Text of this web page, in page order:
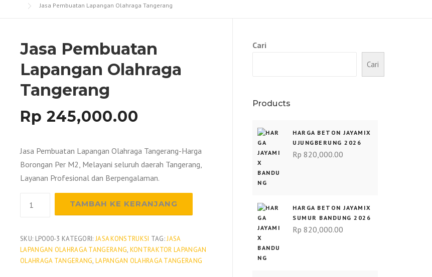
Jasa Pembuatan Lapangan Olahraga Tangerang
Jasa Pembuatan
Lapangan Olahraga
Tangerang
Rp 245,000.00
Jasa Pembuatan Lapangan Olahraga Tangerang-Harga
Borongan Per M2, Melayani seluruh daerah Tangerang,
Layanan Profesional dan Berpengalaman.
Lapangan
Olahraga
TAMBAH KE KERANJANG
SKU: LPO00-3 KATEGORI: JASA KONSTRUKSI TAG:JASA
LAPANGAN OLAHRAGA TANGERANG, KONTRAKTOR LAPANGAN
OLAHRAGA TANGERANG,LAPANGAN OLAHRAGA TANGERANG
Cari
Cari
Products
HARGA BETON JAYAMIX
UJUNGBERUNG 2026
Rp 820,000.00
HARGA BETON JAYAMIX
SUMUR BANDUNG 2026
Rp 820,000.00